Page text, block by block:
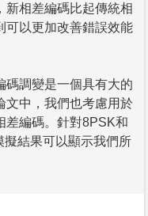
新相差編碼比起傳統相
可以更加改善錯誤效能
碼調變是一個具有大的
文中，我們也考慮用於
差編碼。針對8PSK和
結果可以顯示我們所